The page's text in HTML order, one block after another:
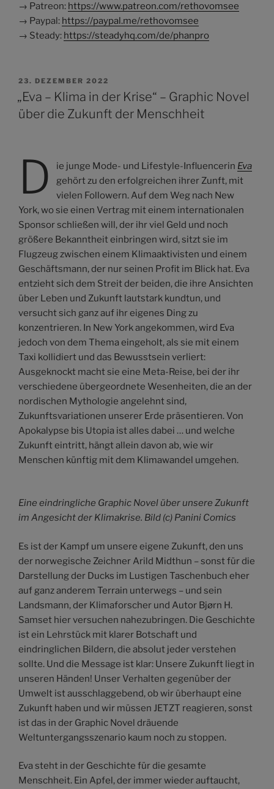
→ Patreon: https://www.patreon.com/rethovomsee
→ Paypal: https://paypal.me/rethovomsee
→ Steady: https://steadyhq.com/de/phanpro
VERÖFFENTLICHT
AM
23. DEZEMBER 2022
„Eva – Klima in der Krise“ – Graphic Novel
über die Zukunft der Menschheit
D ie junge Mode- und Lifestyle-Influencerin Eva
gehört zu den erfolgreichen ihrer Zunft, mit
vielen Followern. Auf dem Weg nach New
York, wo sie einen Vertrag mit einem internationalen
Sponsor schließen will, der ihr viel Geld und noch
größere Bekanntheit einbringen wird, sitzt sie im
Flugzeug zwischen einem Klimaaktivisten und einem
Geschäftsmann, der nur seinen Profit im Blick hat. Eva
entzieht sich dem Streit der beiden, die ihre Ansichten
über Leben und Zukunft lautstark kundtun, und
versucht sich ganz auf ihr eigenes Ding zu
konzentrieren. In New York angekommen, wird Eva
jedoch von dem Thema eingeholt, als sie mit einem
Taxi kollidiert und das Bewusstsein verliert:
Ausgeknockt macht sie eine Meta-Reise, bei der ihr
verschiedene übergeordnete Wesenheiten, die an der
nordischen Mythologie angelehnt sind,
Zukunftsvariationen unserer Erde präsentieren. Von
Apokalypse bis Utopia ist alles dabei … und welche
Zukunft eintritt, hängt allein davon ab, wie wir
Menschen künftig mit dem Klimawandel umgehen.
Eine eindringliche Graphic Novel über unsere Zukunft
im Angesicht der Klimakrise. Bild (c) Panini Comics
Es ist der Kampf um unsere eigene Zukunft, den uns
der norwegische Zeichner Arild Midthun – sonst für die
Darstellung der Ducks im Lustigen Taschenbuch eher
auf ganz anderem Terrain unterwegs – und sein
Landsmann, der Klimaforscher und Autor Bjørn H.
Samset hier versuchen nahezubringen. Die Geschichte
ist ein Lehrstück mit klarer Botschaft und
eindringlichen Bildern, die absolut jeder verstehen
sollte. Und die Message ist klar: Unsere Zukunft liegt in
unseren Händen! Unser Verhalten gegenüber der
Umwelt ist ausschlaggebend, ob wir überhaupt eine
Zukunft haben und wir müssen JETZT reagieren, sonst
ist das in der Graphic Novel dräuende
Weltuntergangsszenario kaum noch zu stoppen.
Eva steht in der Geschichte für die gesamte
Menschheit. Ein Apfel, der immer wieder auftaucht,